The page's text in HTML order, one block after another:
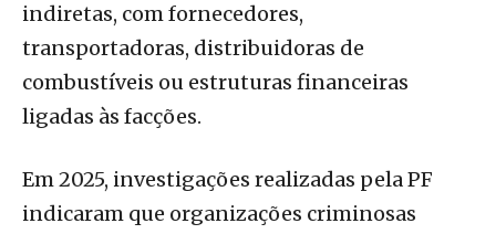
indiretas, com fornecedores,
transportadoras, distribuidoras de
combustíveis ou estruturas financeiras
ligadas às facções.
Em 2025, investigações realizadas pela PF
indicaram que organizações criminosas